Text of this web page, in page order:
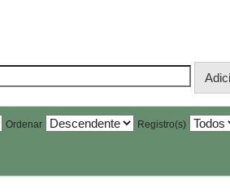
Ordenar Registro(s)